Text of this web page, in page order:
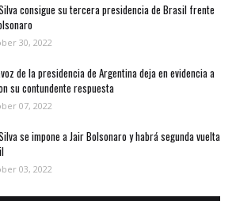
consigue su tercera presidencia de Brasil frente
30, 2022
de la presidencia de Argentina deja en evidencia a
su contundente respuesta
07, 2022
se impone a Jair Bolsonaro y habrá segunda vuelta
03, 2022